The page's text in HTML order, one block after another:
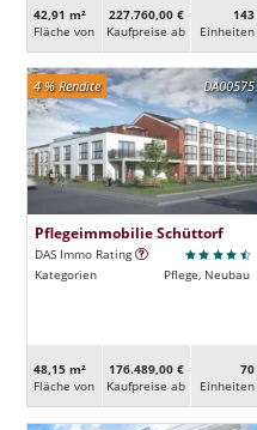
42,91 m²
Fläche von
227.760,00 €
Kaufpreise ab
143
Ein­heiten
DA00575
4 % Rendite
Pflegeimmobilie Schüttorf
DAS Immo Rating
Kategorien
Pflege, Neubau
48,15 m²
Fläche von
176.489,00 €
Kaufpreise ab
70
Ein­heiten